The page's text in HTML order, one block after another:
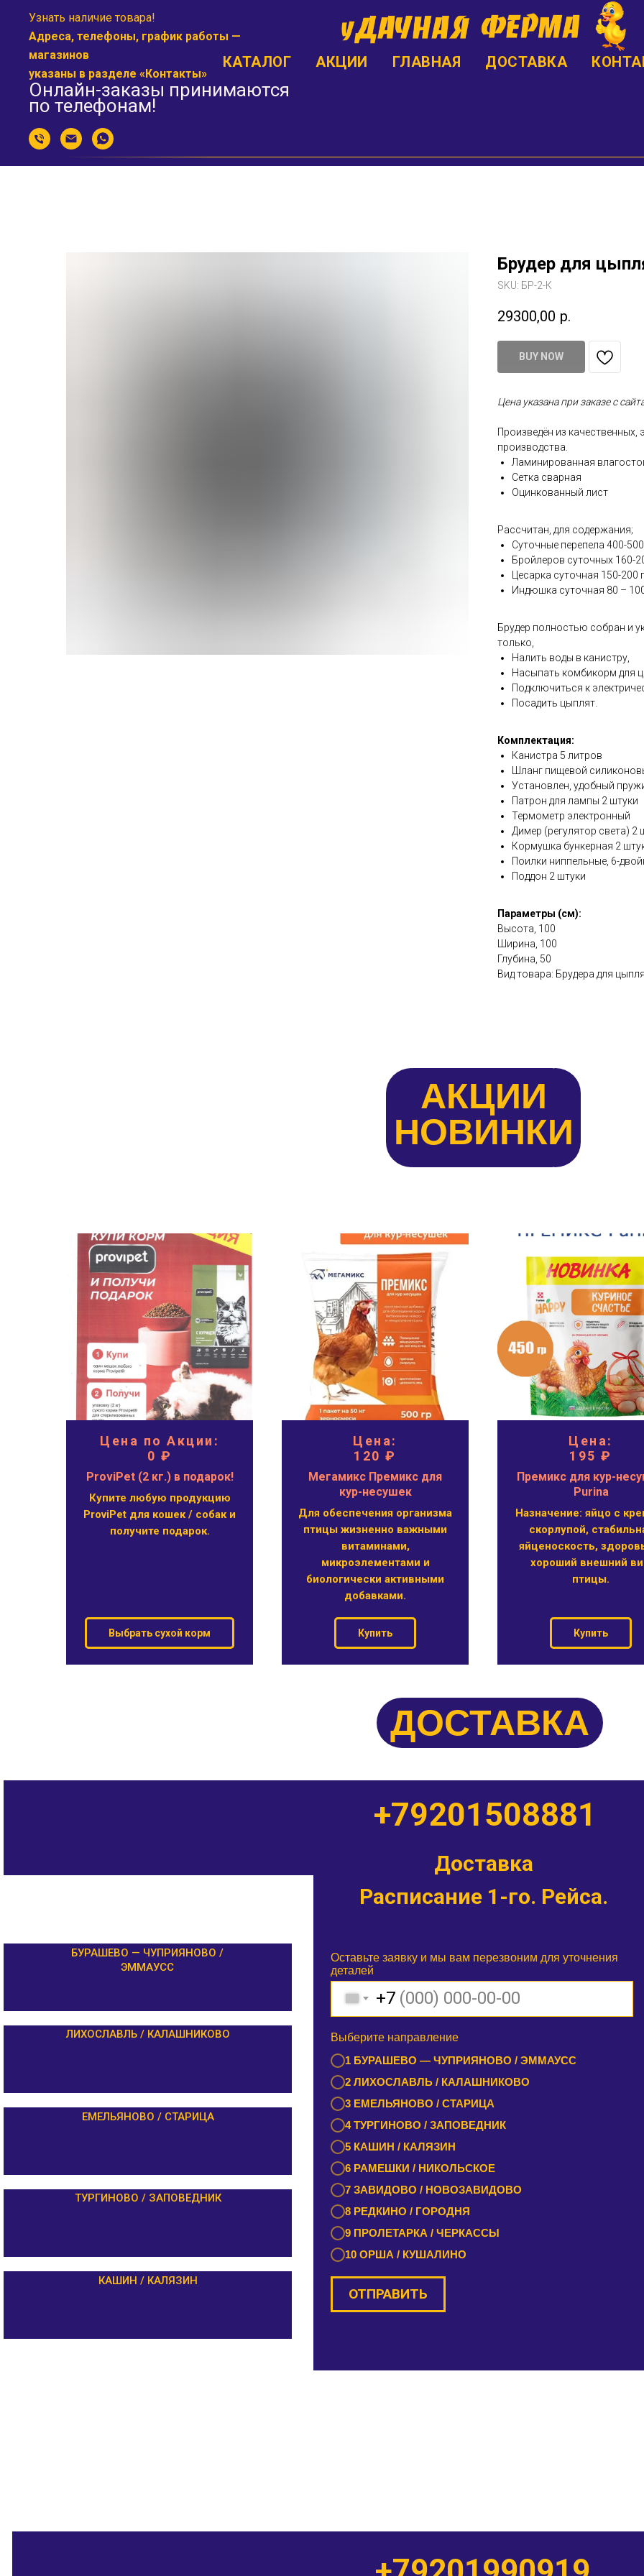
Узнать наличие товара!
Адреса, телефоны, график работы —
магазинов
указаны в разделе «Контакты»
Онлайн-заказы принимаются
по телефонам!
КАТАЛОГ АКЦИИ ГЛАВНАЯ ДОСТАВКА
Брудер для
SKU: БР-2-К
29300,00 р.
BUY NOW
Цена указана при заказе с
Произведён из
производства.
Ламинированная
Сетка сварная
Оцинкованный лист
Рассчитан, для содержания;
Суточные перепела 400-
Бройлеров суточных 160-
Цесарка суточная 150-200
Индюшка суточная 80 –
Брудер полностью собран и
только,
Налить воды в канистру,
Насыпать комбикорм для
Подключиться к
Посадить цыплят.
Комплектация:
Канистра 5 литров
Шланг пищевой
Установлен, удобный
Патрон для лампы 2 штуки
Термометр электронный
Димер (регулятор света) 2
Кормушка бункерная 2
Поилки ниппельные, 6-
Поддон 2 штуки
Параметры (см):
Высота, 100
Ширина, 100
Глубина, 50
Вид товара: Брудера для
АКЦИИ
НОВИНКИ
Цена по Акции:
0 ₽
ProviPet (2 кг.) в подарок!
Купите любую продукцию
ProviPet для кошек / собак и
получите подарок.
Выбрать сухой корм
Цена:
120 ₽
Мегамикс Премикс для
кур-несушек
Для обеспечения организма
птицы жизненно важными
витаминами,
микроэлементами и
биологически активными
добавками.
Купить
Цена:
195 ₽
Премикс для кур-
Purina
Назначение: яйцо с
скорлупой,
яйценоскость,
хороший внешний
птицы.
Купить
ДОСТАВКА
Оставьте заявку и мы вам перезвоним для уточнения
деталей
+7
Выберите направление
1 БУРАШЕВО — ЧУПРИЯНОВО / ЭММАУСС
2 ЛИХОСЛАВЛЬ / КАЛАШНИКОВО
3 ЕМЕЛЬЯНОВО / СТАРИЦА
4 ТУРГИНОВО / ЗАПОВЕДНИК
5 КАШИН / КАЛЯЗИН
6 РАМЕШКИ / НИКОЛЬСКОЕ
7 ЗАВИДОВО / НОВОЗАВИДОВО
8 РЕДКИНО / ГОРОДНЯ
9 ПРОЛЕТАРКА / ЧЕРКАССЫ
10 ОРША / КУШАЛИНО
ОТПРАВИТЬ
ЛИХОСЛАВЛЬ / КАЛАШНИКОВО
ЕМЕЛЬЯНОВО / СТАРИЦА
ТУРГИНОВО / ЗАПОВЕДНИК
КАШИН / КАЛЯЗИН
Доставка
Расписание 1-го. Рейса.
БУРАШЕВО — ЧУПРИЯНОВО /
ЭММАУСС
+79201508881